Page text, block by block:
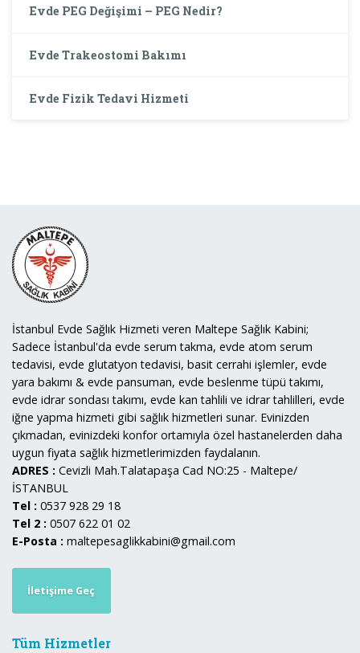
Evde PEG Değişimi – PEG Nedir?
Evde Trakeostomi Bakımı
Evde Fizik Tedavi Hizmeti
İstanbul Evde Sağlık Hizmeti veren Maltepe Sağlık Kabini;
Sadece İstanbul'da evde serum takma, evde atom serum
tedavisi, evde glutatyon tedavisi, basit cerrahi işlemler, evde
yara bakımı & evde pansuman, evde beslenme tüpü takımı,
evde idrar sondası takımı, evde kan tahlili ve idrar tahlilleri, evde
iğne yapma hizmeti gibi sağlık hizmetleri sunar. Evinizden
çıkmadan, evinizdeki konfor ortamıyla özel hastanelerden daha
uygun fiyata sağlık hizmetlerimizden faydalanın.
ADRES : Cevizli Mah.Talatapaşa Cad NO:25 - Maltepe/
İSTANBUL
Tel : 0537 928 29 18
Tel 2 : 0507 622 01 02
E-Posta : maltepesaglikkabini@gmail.com
İletişime Geç
Tüm Hizmetler